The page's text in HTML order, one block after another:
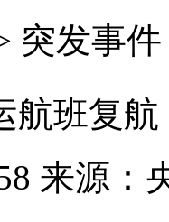
突发事件
航班复
来源：